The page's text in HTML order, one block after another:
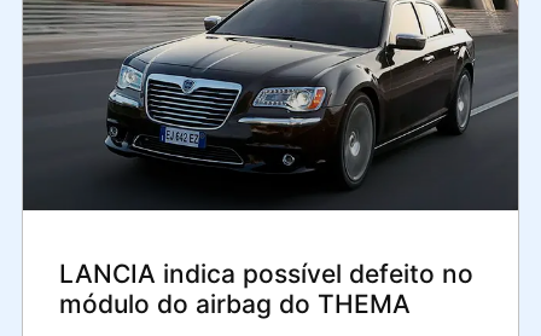
LANCIA indica possível defeito no
módulo do airbag do THEMA